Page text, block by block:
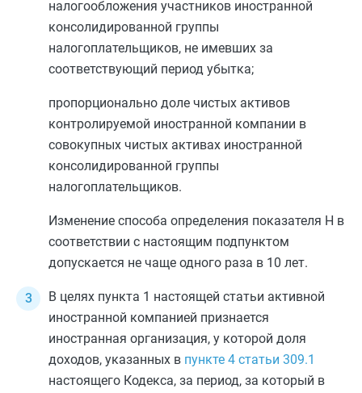
налогообложения участников иностранной
консолидированной группы
налогоплательщиков, не имевших за
соответствующий период убытка;
пропорционально доле чистых активов
контролируемой иностранной компании в
совокупных чистых активах иностранной
консолидированной группы
налогоплательщиков.
Изменение способа определения показателя Н в
соответствии с настоящим подпунктом
допускается не чаще одного раза в 10 лет.
В целях пункта 1 настоящей статьи активной
иностранной компанией признается
иностранная организация, у которой доля
доходов, указанных в пункте 4 статьи 309.1
настоящего Кодекса, за период, за который в